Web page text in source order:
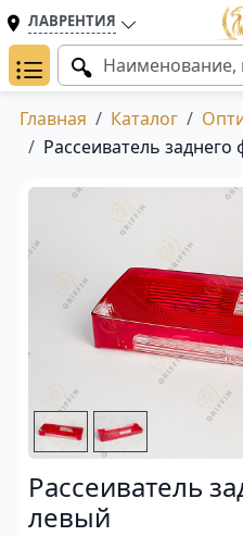
ЛАВРЕНТИЯ
Главная Каталог
Рассеиватель
Рассеиватель
левый